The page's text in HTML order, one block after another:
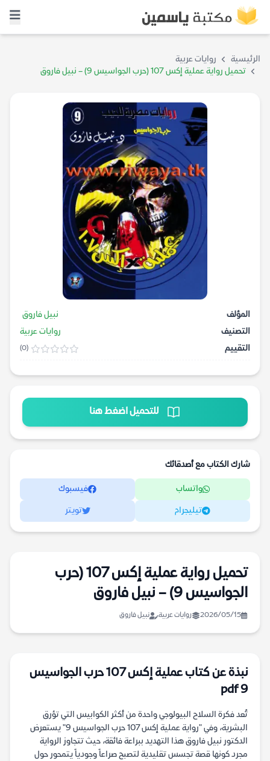
الرئيسية
روايات عربية
تحميل رواية عملية إكس 107 (حرب الجواسيس 9) – نبيل فاروق
المؤلف
نبيل فاروق
التصنيف
روايات عربية
التقييم
(0)
للتحميل اضغط هنا
شارك الكتاب مع أصدقائك
واتساب فيسبوك
تيليجرام تويتر
تحميل رواية عملية إكس 107 (حرب
الجواسيس 9) – نبيل فاروق
2026/05/15 روايات عربية نبيل فاروق
نبذة عن كتاب عملية إكس 107 حرب الجواسيس
9 pdf
تُعد فكرة السلاح البيولوجي واحدة من أكثر الكوابيس التي تؤرق
البشرية، وفي "رواية عملية إكس 107 حرب الجواسيس 9" يستعرض
الدكتور نبيل فاروق هذا التهديد ببراعة فائقة، حيث تتجاوز الرواية
مجرد كونها قصة تجسس تقليدية لتصبح صراعاً وجودياً يتمحور حول